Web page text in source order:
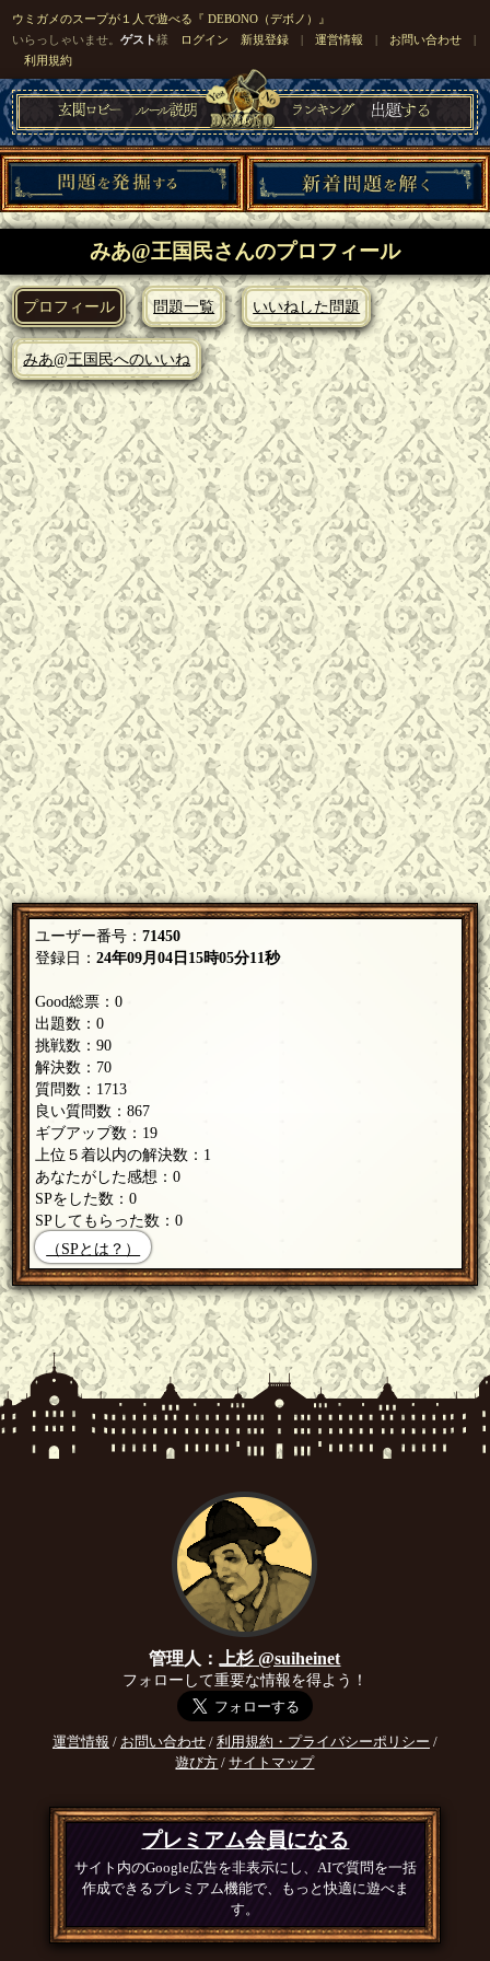
ウミガメのスープが１人で遊べる『 DEBONO（デボノ）』
いらっしゃいませ。ゲスト様 ログイン 新規登録 |運営情報 | お問い合わせ |
利用規約
みあ@王国民さんのプロフィール
プロフィール 問題一覧 いいねした問題
みあ@王国民へのいいね
ユーザー番号：71450
登録日：24年09月04日15時05分11秒
Good総票：0
出題数：0
挑戦数：90
解決数：70
質問数：1713
良い質問数：867
ギブアップ数：19
上位５着以内の解決数：1
あなたがした感想：0
SPをした数：0
SPしてもらった数：0
（SPとは？）
管理人：上杉 @suiheinet
フォローして重要な情報を得よう！
運営情報 / お問い合わせ/ 利用規約・プライバシーポリシー /
遊び方 /サイトマップ
プレミアム会員になる
サイト内のGoogle広告を非表示にし、AIで質問を一括
作成できるプレミアム機能で、もっと快適に遊べま
す。